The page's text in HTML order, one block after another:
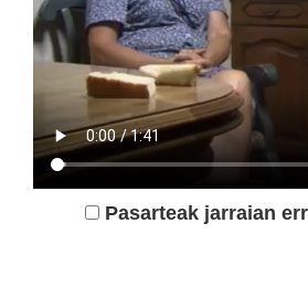
Pasarteak jarraian